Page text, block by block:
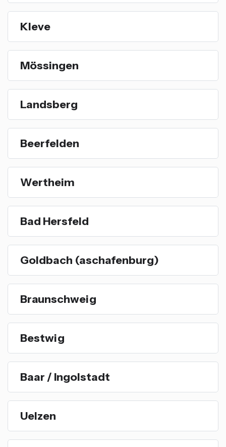
Kleve
Mössingen
Landsberg
Beerfelden
Wertheim
Bad Hersfeld
Goldbach (aschafenburg)
Braunschweig
Bestwig
Baar / Ingolstadt
Uelzen